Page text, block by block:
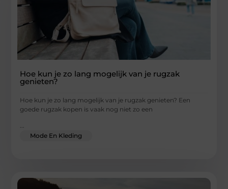
Hoe kun je zo lang mogelijk van je rugzak
genieten?
Hoe kun je zo lang mogelijk van je rugzak genieten? Een
goede rugzak kopen is vaak nog niet zo een
...
Mode En Kleding